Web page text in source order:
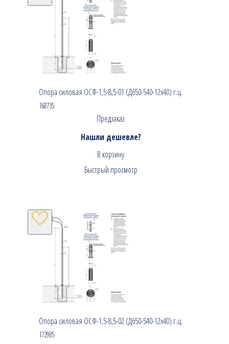
Опора силовая ОСФ-1,5-8,5-01 (Д650-540-12х40) г.ц.
168735
Предзаказ
Нашли дешевле?
В корзину
Быстрый просмотр
Опора силовая ОСФ-1,5-8,5-02 (Д650-540-12х40) г.ц.
172985